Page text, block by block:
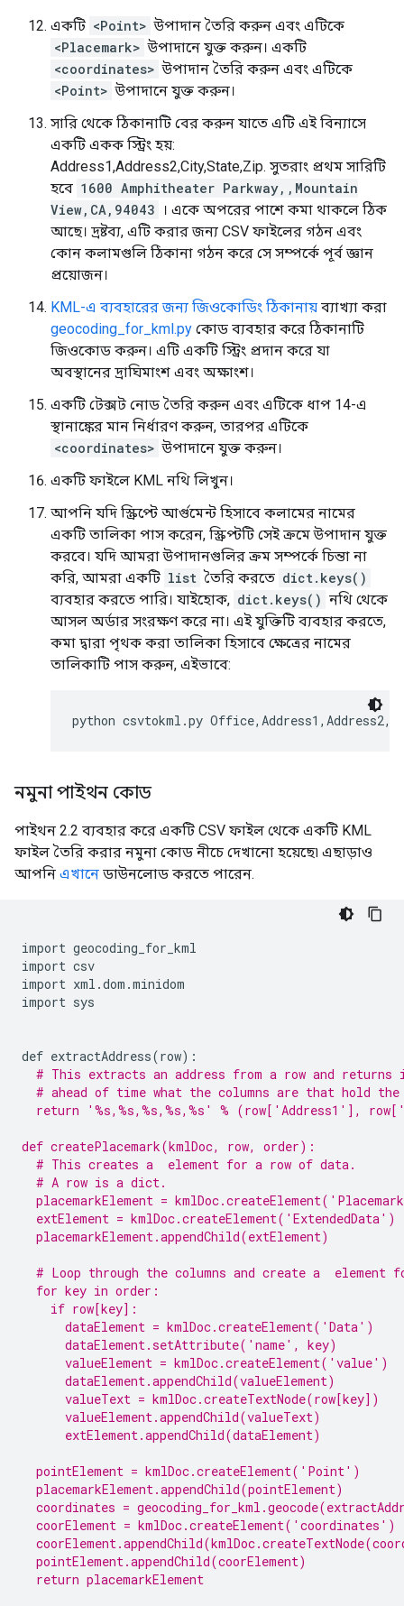
একটি <Point> উপাদান তৈরি করুন এবং এটিকে
<Placemark> উপাদানে যুক্ত করুন। একটি
<coordinates> উপাদান তৈরি করুন এবং এটিকে
<Point> উপাদানে যুক্ত করুন।
সারি থেকে ঠিকানাটি বের করুন যাতে এটি এই বিন্যাসে
একটি একক স্ট্রিং হয়:
Address1,Address2,City,State,Zip. সুতরাং প্রথম সারিটি
হবে 1600 Amphitheater Parkway,,Mountain
View,CA,94043
। একে অপরের পাশে কমা থাকলে ঠিক
আছে। দ্রষ্টব্য, এটি করার জন্য CSV ফাইলের গঠন এবং
কোন কলামগুলি ঠিকানা গঠন করে সে সম্পর্কে পূর্ব জ্ঞান
প্রয়োজন।
KML-এ ব্যবহারের জন্য জিওকোডিং ঠিকানায় ব্যাখ্যা করা
geocoding_for_kml.py কোড ব্যবহার করে ঠিকানাটি
জিওকোড করুন। এটি একটি স্ট্রিং প্রদান করে যা
অবস্থানের দ্রাঘিমাংশ এবং অক্ষাংশ।
একটি টেক্সট নোড তৈরি করুন এবং এটিকে ধাপ 14-এ
স্থানাঙ্কের মান নির্ধারণ করুন, তারপর এটিকে
<coordinates> উপাদানে যুক্ত করুন।
একটি ফাইলে KML নথি লিখুন।
আপনি যদি স্ক্রিপ্টে আর্গুমেন্ট হিসাবে কলামের নামের
একটি তালিকা পাস করেন, স্ক্রিপ্টটি সেই ক্রমে উপাদান যুক্ত
করবে। যদি আমরা উপাদানগুলির ক্রম সম্পর্কে চিন্তা না
করি, আমরা একটি list তৈরি করতে dict.keys()
ব্যবহার করতে পারি। যাইহোক, dict.keys() নথি থেকে
আসল অর্ডার সংরক্ষণ করে না। এই যুক্তিটি ব্যবহার করতে,
কমা দ্বারা পৃথক করা তালিকা হিসাবে ক্ষেত্রের নামের
তালিকাটি পাস করুন, এইভাবে:
python csvtokml.py
নমুনা পাইথন কোড
পাইথন 2.2 ব্যবহার করে একটি CSV ফাইল থেকে একটি KML
ফাইল তৈরি করার নমুনা কোড নীচে দেখানো হয়েছে৷ এছাড়াও
আপনি এখানে ডাউনলোড করতে পারেন.
import geocoding_for_kml
import csv
import xml .dom .minidom
import sys
def extractAddress(row):
# This extracts an address from a row and
# ahead of time what the columns are that hold
return '%s,%s,%s,%s,%s' % (row['Address1'],
def createPlacemark(kmlDoc, row, order):
# This creates a
element for a row of data.
# A row is a dict.
placemarkElement =
extElement = kmlDoc.createElement('ExtendedData')
placemarkElement.appendChild(extElement)
# Loop through the columns and create a
element
for key in order:
if row[key]:
dataElement = kmlDoc.createElement('Data')
dataElement.setAttribute('name', key)
valueElement = kmlDoc.createElement('value')
dataElement.appendChild(valueElement)
valueText = kmlDoc.createTextNode(row[key])
valueElement.appendChild(valueText)
extElement.appendChild(dataElement)
pointElement = kmlDoc.createElement('Point')
placemarkElement.appendChild(pointElement)
coordinates =
coorElement = kmlDoc.createElement('coordinates')
pointElement.appendChild(coorElement)
return placemarkElement